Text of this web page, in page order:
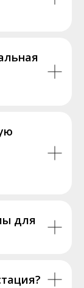
для